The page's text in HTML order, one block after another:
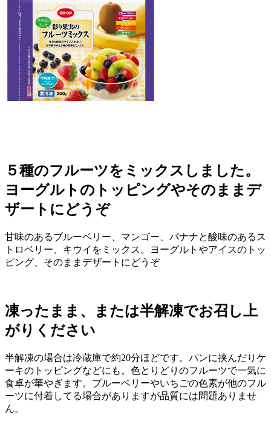
５種のフルーツをミックスしました。
ヨーグルトのトッピングやそのままデ
ザートにどうぞ
甘味のあるブルーベリー、マンゴー、バナナと酸味のあるス
トロベリー、キウイをミックス。ヨーグルトやアイスのトッ
ピング、そのままデザートにどうぞ
凍ったまま、または半解凍でお召し上
がりください
半解凍の場合は冷蔵庫で約20分ほどです。パンに挟んだりケ
ーキのトッピングなどにも。色とりどりのフルーツで一気に
食卓が華やぎます。ブルーベリーやいちごの色素が他のフル
ーツに付着してる場合がありますが品質には問題ありませ
ん。